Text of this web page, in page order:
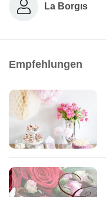
La Borgıs
Empfehlungen